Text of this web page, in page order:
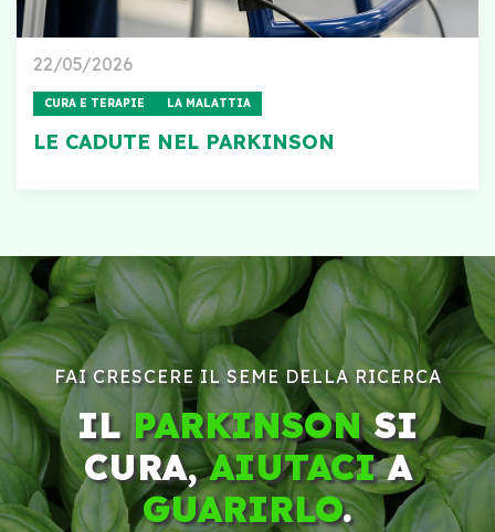
22/05/2026
CURA E TERAPIE LA MALATTIA
LE CADUTE NEL PARKINSON
FAI CRESCERE IL SEME DELLA RICERCA
ILPARKINSONSI
CURA,AIUTACIA
GUARIRLO.